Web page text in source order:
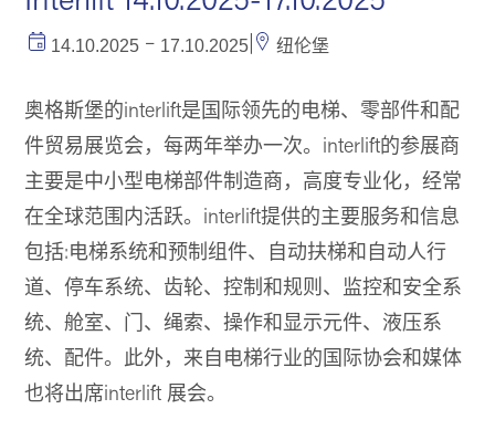
14.10.2025 – 17.10.2025 纽伦堡
奥格斯堡的interlift是国际领先的电梯、零部件和配
件贸易展览会，每两年举办一次。interlift的参展商
主要是中小型电梯部件制造商，高度专业化，经常
在全球范围内活跃。interlift提供的主要服务和信息
包括:电梯系统和预制组件、自动扶梯和自动人行
道、停车系统、齿轮、控制和规则、监控和安全系
统、舱室、门、绳索、操作和显示元件、液压系
统、配件。此外，来自电梯行业的国际协会和媒体
也将出席interlift 展会。